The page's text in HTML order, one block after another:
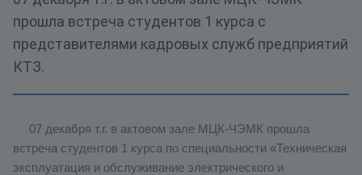
прошла встреча студентов 1 курса с
представителями кадровых служб предприятий
КТЗ.
07 декабря т.г. в актовом зале МЦК-ЧЭМК прошла
встреча студентов 1 курса по специальности «Техническая
эксплуатация и обслуживание электрического и